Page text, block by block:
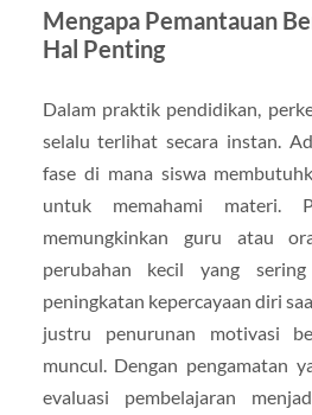
Mengapa Pemantauan
Hal Penting
Dalam praktik pendidikan,
selalu terlihat secara instan.
fase di mana siswa
untuk memahami materi.
memungkinkan guru atau
perubahan kecil yang
peningkatan kepercayaan diri
justru penurunan motivasi
muncul. Dengan pengamatan
evaluasi pembelajaran